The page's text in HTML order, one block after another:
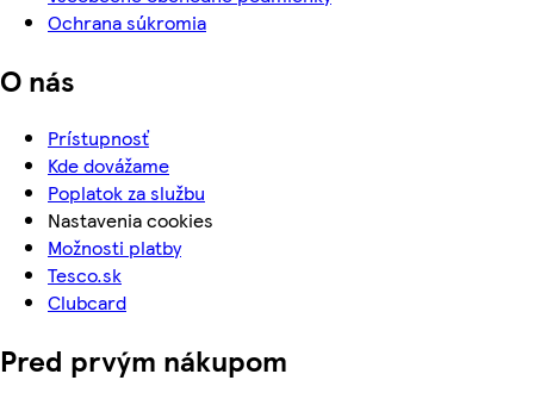
Ochrana súkromia
O nás
Prístupnosť
Kde dovážame
Poplatok za službu
Nastavenia cookies
Možnosti platby
Tesco.sk
Clubcard
Pred prvým nákupom